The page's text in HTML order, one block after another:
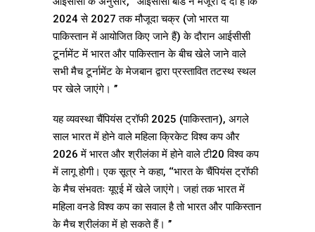
2024 से 2027 तक मौजूदा चक्र (जो भारत या
पाकिस्तान में आयोजित किए जाने हैं) के दौरान आईसीसी
टूर्नामेंट में भारत और पाकिस्तान के बीच खेले जाने वाले
सभी मैच टूर्नामेंट के मेजबान द्वारा प्रस्तावित तटस्थ स्थल
पर खेले जाएंगे। ’’
यह व्यवस्था चैंपियंस ट्रॉफी 2025 (पाकिस्तान), अगले
साल भारत में होने वाले महिला क्रिकेट विश्व कप और
2026 में भारत और श्रीलंका में होने वाले टी20 विश्व कप
में लागू होगी। एक सूत्र ने कहा, ‘‘भारत के चैंपियंस ट्रॉफी
के मैच संभवतः यूएई में खेले जाएंगे। जहां तक भारत में
महिला वनडे विश्व कप का सवाल है तो भारत और पाकिस्तान
के मैच श्रीलंका में हो सकते हैं। ’’